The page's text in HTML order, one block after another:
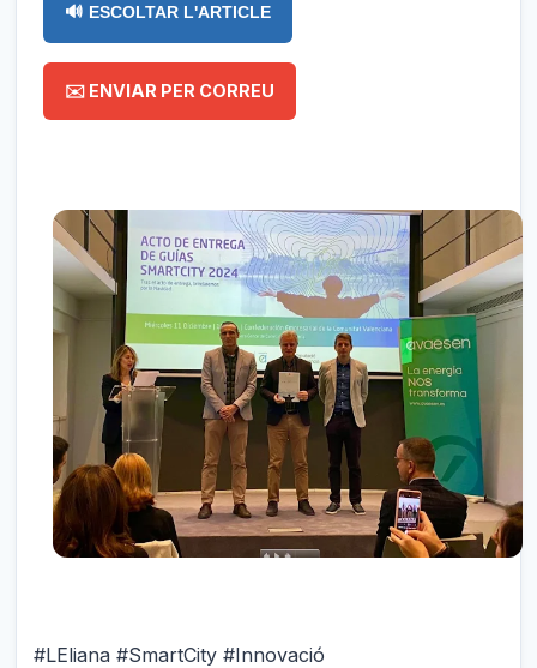
🔊 ESCOLTAR L'ARTICLE
✉️ ENVIAR PER CORREU
#LEliana #SmartCity #Innovació